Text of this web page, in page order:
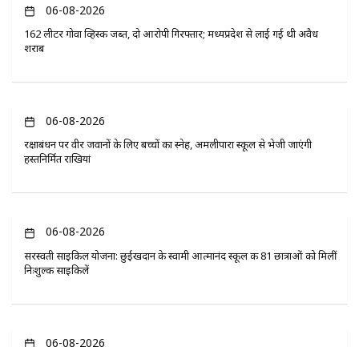
06-08-2026
162 लीटर गोवा व्हिस्की जब्त, दो आरोपी गिरफ्तार; मध्यप्रदेश से लाई गई थी अवैध
शराब
06-08-2026
रक्षाबंधन पर वीर जवानों के लिए बच्चों का स्नेह, अमलीपारा स्कूल से भेजी जाएंगी
हस्तनिर्मित राखियां
06-08-2026
सरस्वती साइकिल योजना: छुईखदान के स्वामी आत्मानंद स्कूल की 81 छात्राओं को मिलीं
निःशुल्क साइकिलें
06-08-2026